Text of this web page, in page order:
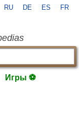
RU DE ES FR
Игры ⚽